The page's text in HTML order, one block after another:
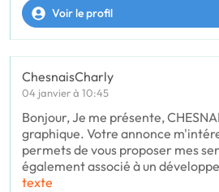
Voir le profil
ChesnaisCharly
04 janvier à 10:45
Bonjour, Je me présente,
graphique. Votre annonce
permets de vous proposer mes
également associé à un
texte